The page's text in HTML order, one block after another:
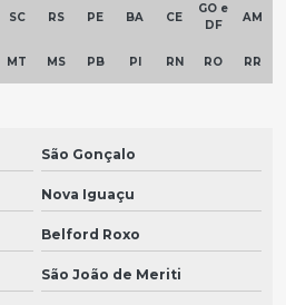
SC RS PE BA CE
GO e
DF
AM
MT MS PB PI RN RO RR
São Gonçalo
Nova Iguaçu
Belford Roxo
São João de Meriti